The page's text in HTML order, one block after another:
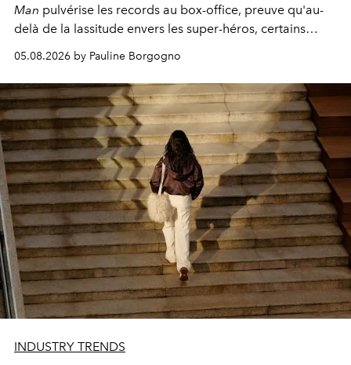
Man pulvérise les records au box-office, preuve qu'au-
delà de la lassitude envers les super-héros, certains
personnages continuent de susciter une ferveur intacte.
05.08.2026 by Pauline Borgogno
INDUSTRY TRENDS